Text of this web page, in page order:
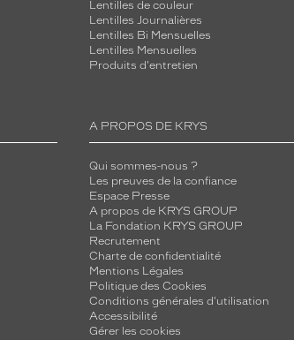
Lentilles de couleur
Lentilles Journalières
Lentilles Bi Mensuelles
Lentilles Mensuelles
Produits d'entretien
A PROPOS DE KRYS
Qui sommes-nous ?
Les preuves de la confiance
Espace Presse
A propos de KRYS GROUP
La Fondation KRYS GROUP
Recrutement
Charte de confidentialité
Mentions Légales
Politique des Cookies
Conditions générales d'utilisation
Accessibilité
Gérer les cookies